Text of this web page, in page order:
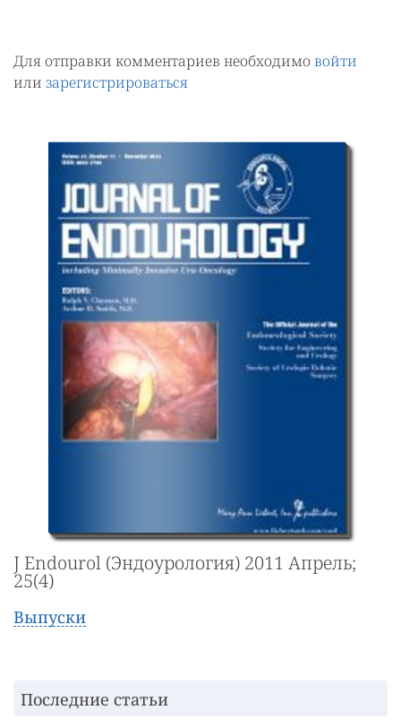
Для отправки комментариев необходимо войти
или зарегистрироваться
J Endourol (Эндоурология) 2011 Апрель;
25(4)
Выпуски
Последние статьи